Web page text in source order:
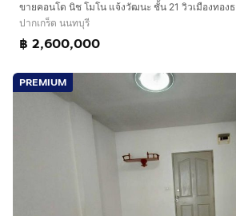
ปากเกร็ด นนทบุรี
฿ 2,600,000
PREMIUM